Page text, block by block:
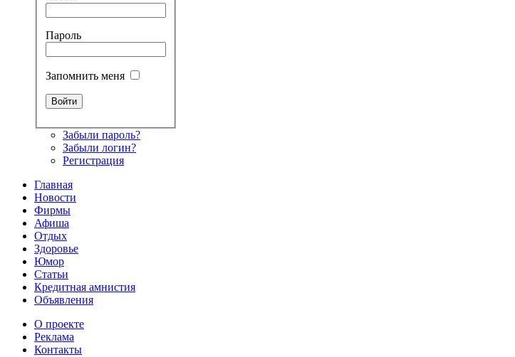
Пароль
Запомнить меня
Забыли пароль?
Забыли логин?
Регистрация
Главная
Новости
Фирмы
Афиша
Отдых
Здоровье
Юмор
Статьи
Кредитная амнистия
Объявления
О проекте
Реклама
Контакты